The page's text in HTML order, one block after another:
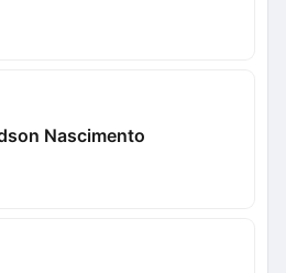
Nascimento